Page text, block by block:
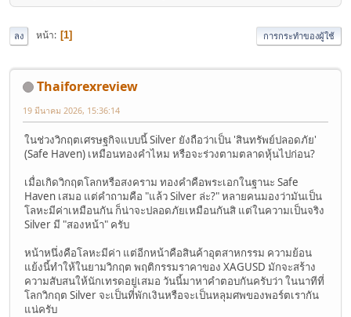
ลง หน้า 1 การกระทำของผู้ใช้
Thaiforexreview
19 มีนาคม 2026, 15:36:14
ในช่วงวิกฤตเศรษฐกิจแบบนี้ Silver ยังถือว่าเป็น 'สินทรัพย์ปลอดภัย'
(Safe Haven) เหมือนทองคำไหม หรือจะร่วงตามตลาดหุ้นไปก่อน?
เมื่อเกิดวิกฤตโลกหรือสงคราม ทองคำคือพระเอกในฐานะ Safe
Haven เสมอ แต่คำถามคือ "แล้ว Silver ล่ะ?" หลายคนมองว่ามันเป็น
โลหะมีค่าเหมือนกัน ก็น่าจะปลอดภัยเหมือนกันสิ แต่ในความเป็นจริง
Silver มี "สองหน้า" ครับ
หน้าหนึ่งคือโลหะมีค่า แต่อีกหน้าคือสินค้าอุตสาหกรรม ความย้อน
แย้งนี้ทำให้ในยามวิกฤต พฤติกรรมราคาของ XAGUSD มักจะสร้าง
ความสับสนให้นักเทรดอยู่เสมอ วันนี้มาหาคำตอบกันครับว่า ในนาทีที่
โลกวิกฤต Silver จะเป็นที่พักเงินหรือจะเป็นหลุมศพของพอร์ตเรากัน
แน่ครับ